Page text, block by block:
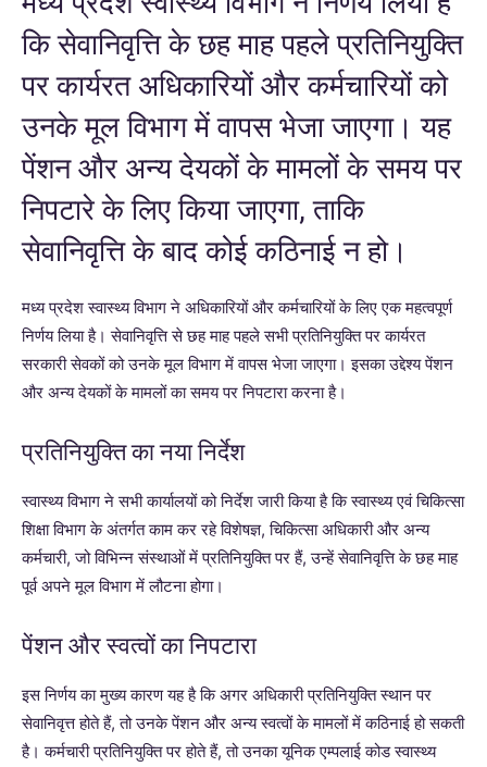
कि सेवानिवृत्ति के छह माह पहले प्रतिनियुक्ति
पर कार्यरत अधिकारियों और कर्मचारियों को
उनके मूल विभाग में वापस भेजा जाएगा। यह
पेंशन और अन्य देयकों के मामलों के समय पर
निपटारे के लिए किया जाएगा, ताकि
सेवानिवृत्ति के बाद कोई कठिनाई न हो।
मध्य प्रदेश स्वास्थ्य विभाग ने अधिकारियों और कर्मचारियों के लिए एक महत्वपूर्ण
निर्णय लिया है। सेवानिवृत्ति से छह माह पहले सभी प्रतिनियुक्ति पर कार्यरत
सरकारी सेवकों को उनके मूल विभाग में वापस भेजा जाएगा। इसका उद्देश्य पेंशन
और अन्य देयकों के मामलों का समय पर निपटारा करना है।
प्रतिनियुक्ति का नया निर्देश
स्वास्थ्य विभाग ने सभी कार्यालयों को निर्देश जारी किया है कि स्वास्थ्य एवं चिकित्सा
शिक्षा विभाग के अंतर्गत काम कर रहे विशेषज्ञ, चिकित्सा अधिकारी और अन्य
कर्मचारी, जो विभिन्न संस्थाओं में प्रतिनियुक्ति पर हैं, उन्हें सेवानिवृत्ति के छह माह
पूर्व अपने मूल विभाग में लौटना होगा।
पेंशन और स्वत्वों का निपटारा
इस निर्णय का मुख्य कारण यह है कि अगर अधिकारी प्रतिनियुक्ति स्थान पर
सेवानिवृत्त होते हैं, तो उनके पेंशन और अन्य स्वत्वों के मामलों में कठिनाई हो सकती
है। कर्मचारी प्रतिनियुक्ति पर होते हैं, तो उनका यूनिक एम्पलाई कोड स्वास्थ्य